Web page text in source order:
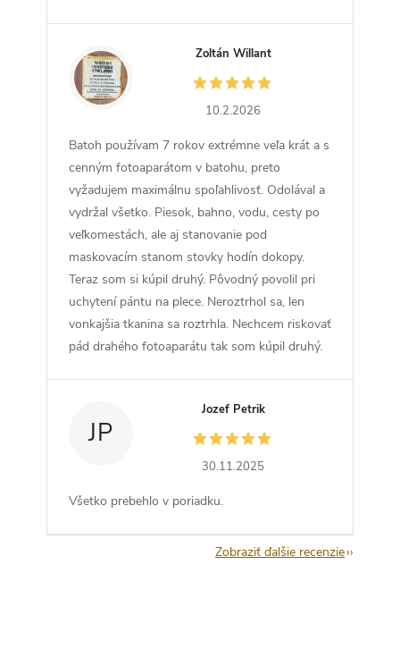
ZW
Zoltán Willant
10.2.2026
Batoh používam 7 rokov extrémne veľa krát a s
cenným fotoaparátom v batohu, preto
vyžadujem maximálnu spoľahlivosť. Odolával a
vydržal všetko. Piesok, bahno, vodu, cesty po
veľkomestách, ale aj stanovanie pod
maskovacím stanom stovky hodín dokopy.
Teraz som si kúpil druhý. Pôvodný povolil pri
uchytení pántu na plece. Neroztrhol sa, len
vonkajšia tkanina sa roztrhla. Nechcem riskovať
pád drahého fotoaparátu tak som kúpil druhý.
JP
Jozef Petrik
30.11.2025
Všetko prebehlo v poriadku.
Zobraziť ďalšie recenzie